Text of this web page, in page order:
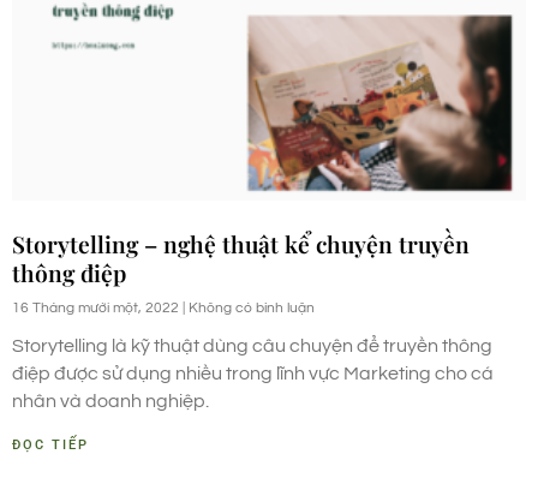
Storytelling – nghệ thuật kể chuyện truyền
thông điệp
16 Tháng mười một, 2022 Không có bình luận
Storytelling là kỹ thuật dùng câu chuyện để truyền thông
điệp được sử dụng nhiều trong lĩnh vực Marketing cho cá
nhân và doanh nghiệp.
ĐỌC TIẾP